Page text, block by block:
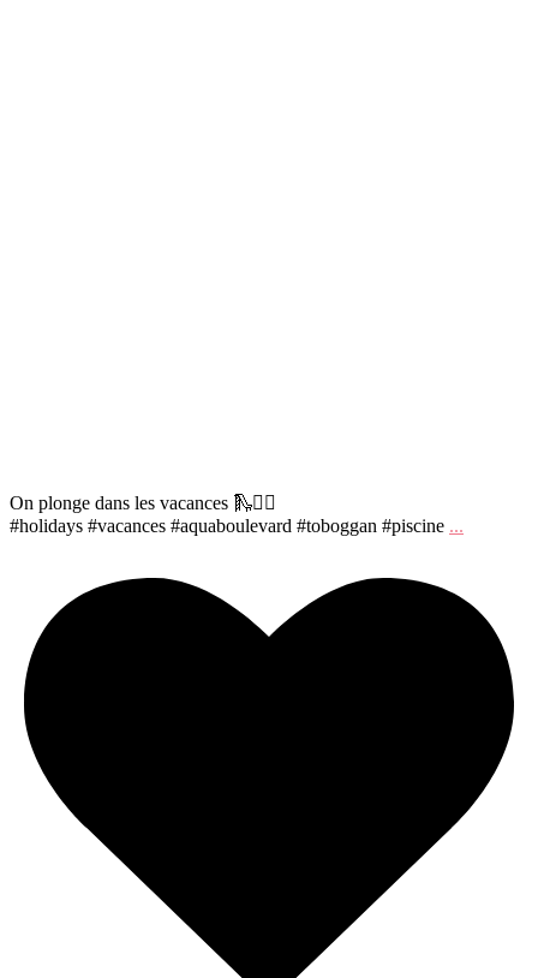
On plonge dans les vacances 🛝🏊‍♀️
#holidays #vacances #aquaboulevard #toboggan #piscine ...